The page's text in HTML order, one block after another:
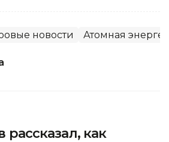
новости Атомная
как